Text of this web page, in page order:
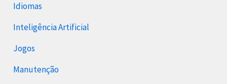
Idiomas
Inteligência Artificial
Jogos
Manutenção